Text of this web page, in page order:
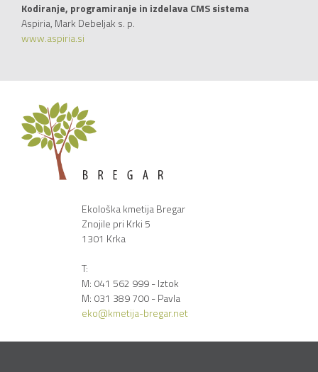
Kodiranje, programiranje in izdelava CMS sistema
Aspiria, Mark Debeljak s. p.
www.aspiria.si
Ekološka kmetija Bregar
Znojile pri Krki 5
1301 Krka
T:
M: 041 562 999 - Iztok
M: 031 389 700 - Pavla
eko@kmetija-bregar.net